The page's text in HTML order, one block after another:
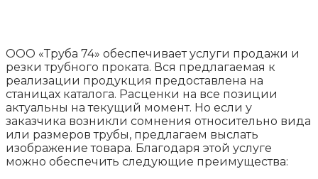
ООО «Труба 74» обеспечивает услуги продажи и
резки трубного проката. Вся предлагаемая к
реализации продукция предоставлена на
станицах каталога. Расценки на все позиции
актуальны на текущий момент. Но если у
заказчика возникли сомнения относительно вида
или размеров трубы, предлагаем выслать
изображение товара. Благодаря этой услуге
можно обеспечить следующие преимущества: